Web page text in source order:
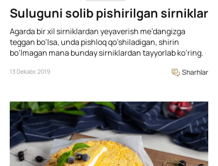
Suluguni solib pishirilgan sirniklar
Agarda bir xil sirniklardan yeyaverish me’dangizga
teggan bo’lsa, unda pishloq qo’shiladigan, shirin
bo’lmagan mana bunday sirniklardan tayyorlab ko’ring.
13 Dekabr, 2019 Sharhlar